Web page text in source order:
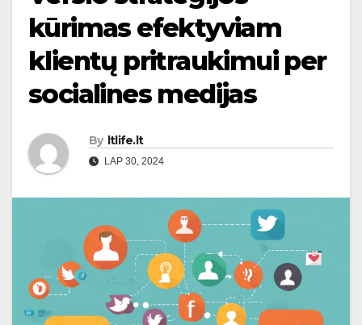
kūrimas efektyviam
klientų pritraukimui per
socialines medijas
By ltlife.lt
LAP 30, 2024